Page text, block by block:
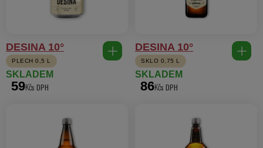
DESINA 10°
PLECH 0,5 L
59Kč
SKLADEM
DESINA 10°
SKLO 0,75 L
86Kč
SKLADEM